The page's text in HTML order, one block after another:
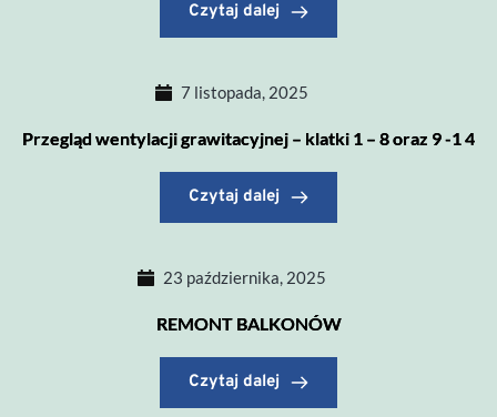
Czytaj dalej
7 listopada, 2025
Przegląd wentylacji grawitacyjnej – klatki 1 – 8 oraz 9 -1 4
Czytaj dalej
23 października, 2025
REMONT BALKONÓW
Czytaj dalej